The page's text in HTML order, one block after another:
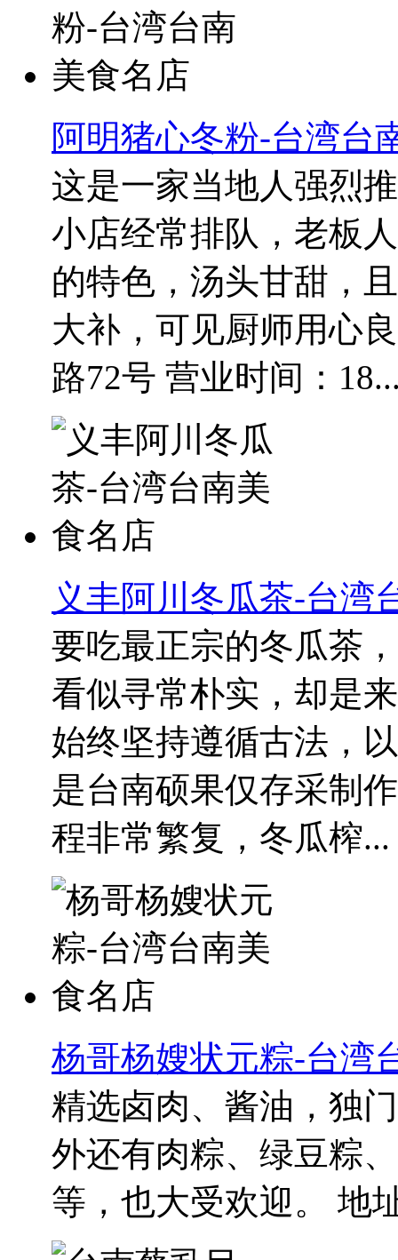
阿明猪心冬粉-台湾台
这是一家当地人强烈
小店经常排队，老板
的特色，汤头甘甜，
大补，可见厨师用心
路72号 营业时间：
义丰阿川冬瓜茶-台湾
要吃最正宗的冬瓜茶
看似寻常朴实，却是
始终坚持遵循古法，
是台南硕果仅存采制
程非常繁复，冬瓜榨...
杨哥杨嫂状元粽-台湾
精选卤肉、酱油，独
外还有肉粽、绿豆粽
等，也大受欢迎。 地